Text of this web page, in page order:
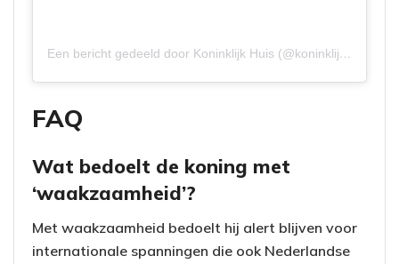
Een bericht gedeeld door Koninklijk Huis (@koninklijkhuis)
FAQ
Wat bedoelt de koning met
‘waakzaamheid’?
Met waakzaamheid bedoelt hij alert blijven voor
internationale spanningen die ook Nederlandse